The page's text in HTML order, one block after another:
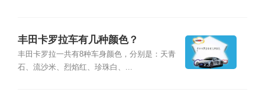
丰田卡罗拉车有几种颜色？
丰田卡罗拉一共有8种车身颜色，分别是：天青
石、流沙米、烈焰红、珍珠白、...